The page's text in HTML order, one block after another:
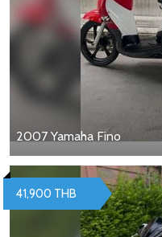
2007 Yamaha Fino
41,900 THB